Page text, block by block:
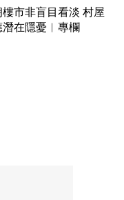
樓市非盲目看淡 村屋
潛在隱憂︳專欄